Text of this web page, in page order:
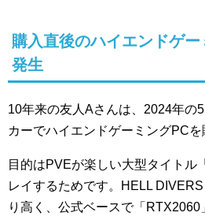
購入直後のハイエンドゲ
発生
10年来の友人Aさんは、2024年の
カーでハイエンドゲーミングPCを
目的はPVEが楽しい大型タイトル
レイするためです。HELL
り高く、公式ベースで「